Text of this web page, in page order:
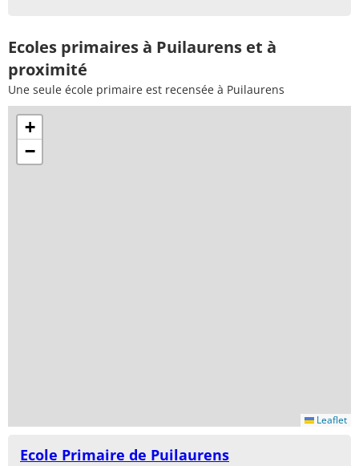
Ecoles primaires à Puilaurens et à
proximité
Une seule école primaire est recensée à Puilaurens
+
−
Leaflet
Ecole Primaire de Puilaurens